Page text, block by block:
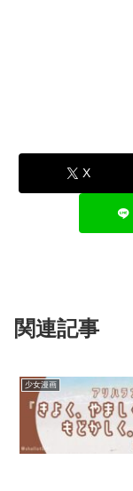
X
関連記事
少女漫画